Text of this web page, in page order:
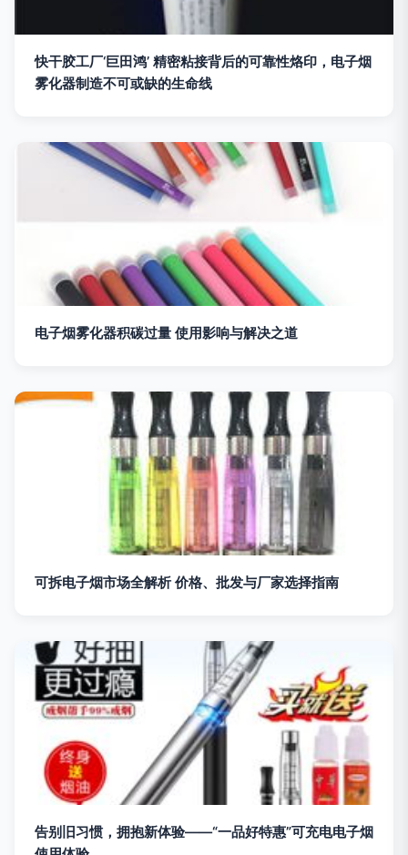
快干胶工厂‘巨田鸿’ 精密粘接背后的可靠性烙印，电子烟
雾化器制造不可或缺的生命线
电子烟雾化器积碳过量 使用影响与解决之道
可拆电子烟市场全解析 价格、批发与厂家选择指南
告别旧习惯，拥抱新体验——“一品好特惠”可充电电子烟